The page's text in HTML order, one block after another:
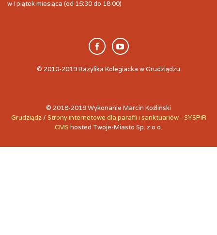
w I piątek miesiąca (od 15:30 do 18.00)
© 2010-2019 Bazylika Kolegiacka w Grudziądzu
© 2018-2019 Wykonanie Marcin Koźliński
Grudziądz /Strony internetowe dla parafii i sanktuariów - SYSPiR
CMS hosted Twoje-Miasto Sp. z o.o.